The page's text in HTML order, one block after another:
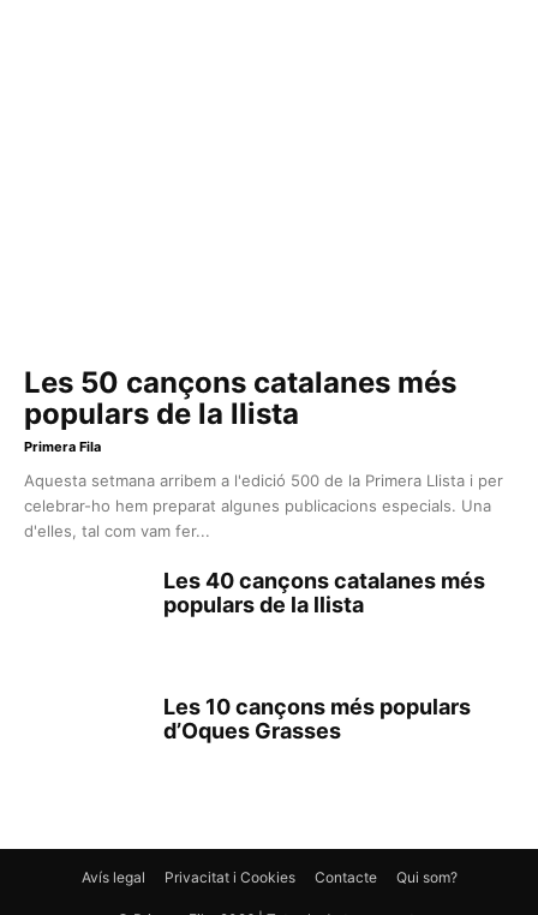
Les 50 cançons catalanes més
populars de la llista
Primera Fila
Aquesta setmana arribem a l'edició 500 de la Primera Llista i per
celebrar-ho hem preparat algunes publicacions especials. Una
d'elles, tal com vam fer...
Les 40 cançons catalanes més
populars de la llista
Les 10 cançons més populars
d’Oques Grasses
Avís legal Privacitat i Cookies Contacte Qui som?